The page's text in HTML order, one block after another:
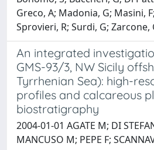
Greco, A; Madonia, G; Masini,
Sprovieri, R; Surdi, G; Zarcone,
An integrated
GMS-93/3, NW Sicily
Tyrrhenian Sea): high-
profiles and calcareous
biostratigraphy
2004-01-01 AGATE M; DI
MANCUSO M; PEPE F;